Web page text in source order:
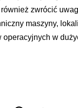
zwrócić
maszyny,
w